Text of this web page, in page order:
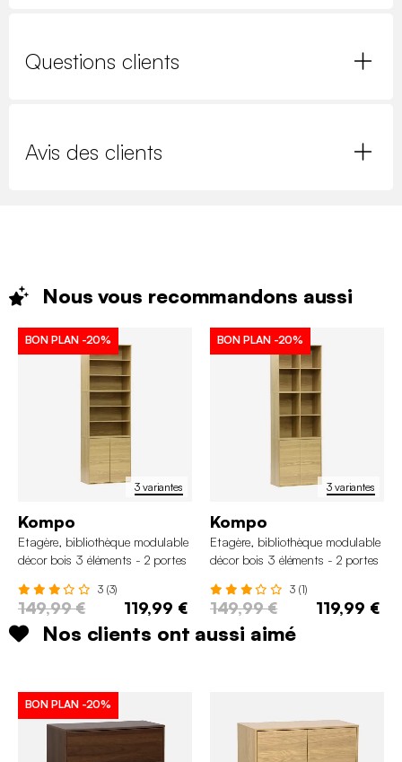
Questions clients
Avis des clients
Nous vous recommandons aussi
3 variantes
BON PLAN -20%
Kompo
Etagère, bibliothèque modulable
décor bois 3 éléments - 2 portes
3 (3)
149,99 € 119,99 €
3 variantes
BON PLAN -20%
Kompo
Etagère, bibliothèque modulable
décor bois 3 éléments - 2 portes
3 (1)
149,99 € 119,99 €
Nos clients ont aussi aimé
BON PLAN -20%